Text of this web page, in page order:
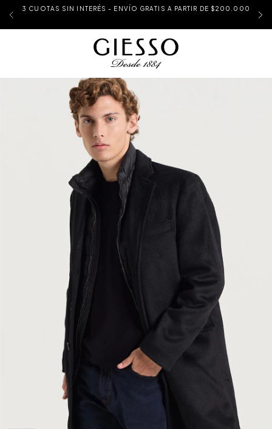
3 CUOTAS SIN INTERÉS - ENVÍO GRATIS A PARTIR DE $200.000